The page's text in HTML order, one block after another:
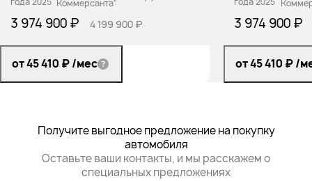
3 974 900 ₽ 4 199 900 ₽
от 45 410 ₽/мес
3 974 900 ₽
от 45 410 ₽/
Получите выгодное предложение на покупку
автомобиля
Оставьте ваши контакты, и мы расскажем о
специальных предложениях